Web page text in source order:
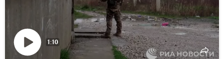
1:10